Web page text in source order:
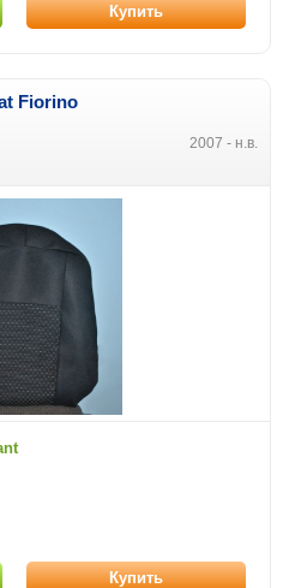
Купить
Fiorino
2007 - н.в.
Купить